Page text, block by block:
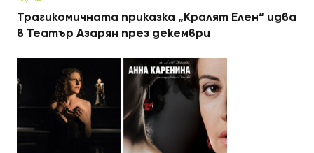
Трагикомичната приказка „Кралят Елен“ идва
в Театър Азарян през декември